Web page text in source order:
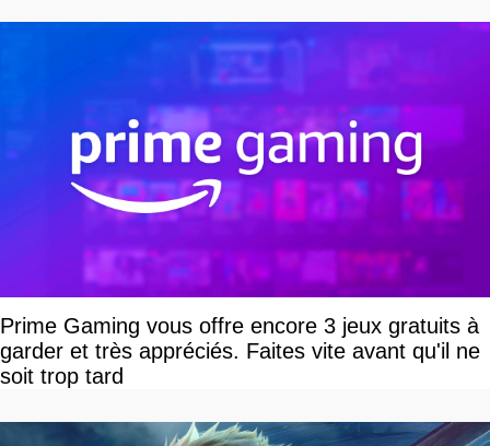
Prime Gaming vous offre encore 3 jeux gratuits à
garder et très appréciés. Faites vite avant qu'il ne
soit trop tard